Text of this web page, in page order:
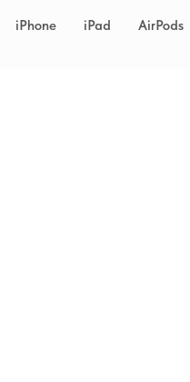
iPhone iPad AirPods